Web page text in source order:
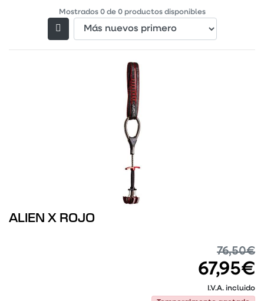
Mostrados 0 de 0 productos disponibles
Filtrar productos
ALIEN X ROJO
76,50€
67,95€
I.V.A. incluido